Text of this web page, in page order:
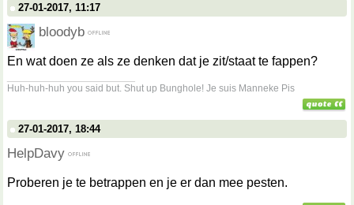
27-01-2017, 11:17
bloodyb
En wat doen ze als ze denken dat je zit/staat te fappen?
Huh-huh-huh you said but. Shut up Bunghole! Je suis Manneke Pis
27-01-2017, 18:44
HelpDavy
Proberen je te betrappen en je er dan mee pesten.